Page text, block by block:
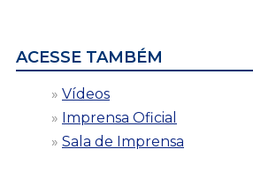
ACESSE TAMBÉM
Vídeos
Imprensa Oficial
Sala de Imprensa